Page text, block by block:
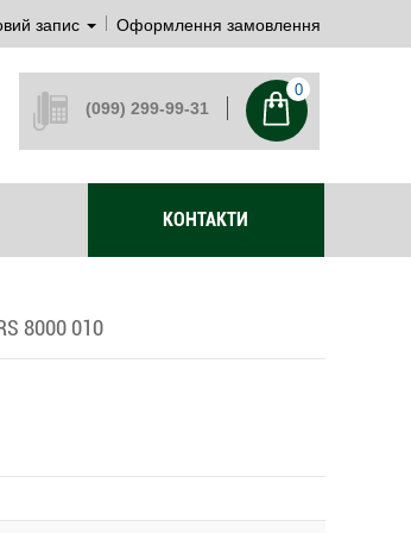
запис Оформлення замовлення
(099) 299-99-31
0
КОНТАКТИ
8000 010